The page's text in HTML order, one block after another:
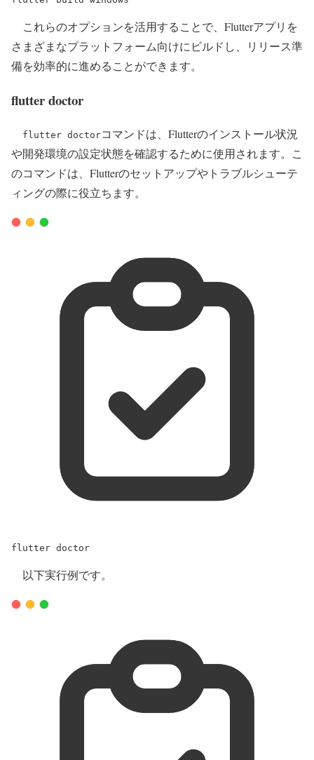
これらのオプションを活用することで、Flutterアプリを
さまざまなプラットフォーム向けにビルドし、リリース準
備を効率的に進めることができます。
flutter doctor
flutter doctorコマンドは、Flutterのインストール状況
や開発環境の設定状態を確認するために使用されます。こ
のコマンドは、Flutterのセットアップやトラブルシューテ
ィングの際に役立ちます。
flutter doctor
以下実行例です。